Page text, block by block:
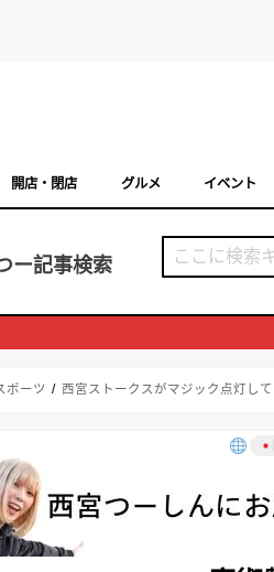
開店・閉店 グルメ イベント
ー記事検索
ポーツ 西宮ストークスがマジック点灯して